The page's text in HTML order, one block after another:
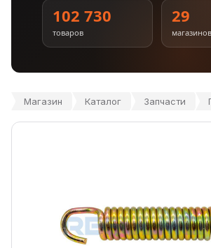
102 730
товаров
29
магазинов
Магазин Каталог Запчасти